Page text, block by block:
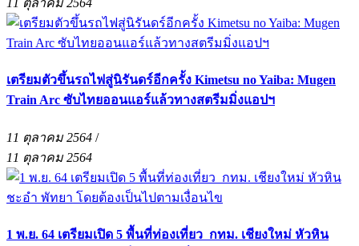
11 ตุลาคม 2564
เตรียมตัวขึ้นรถไฟสู่นิรันดร์อีกครั้ง Kimetsu no Yaiba: Mugen
Train Arc ซับไทยออนแอร์แล้วทางสตรีมมิ่งแอปฯ
11 ตุลาคม 2564 /
11 ตุลาคม 2564
1 พ.ย. 64 เตรียมเปิด 5 พื้นที่ท่องเที่ยว กทม. เชียงใหม่ หัวหิน